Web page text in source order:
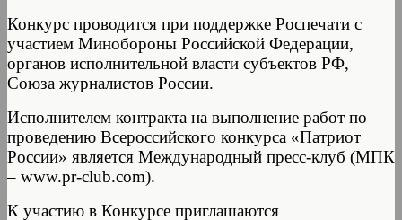
Конкурс проводится при поддержке Роспечати с
участием Минобороны Российской Федерации,
органов исполнительной власти субъектов РФ,
Союза журналистов России.
Исполнителем контракта на выполнение работ по
проведению Всероссийского конкурса «Патриот
России» является Международный пресс-клуб (МПК
– www.pr-club.com).
К участию в Конкурсе приглашаются